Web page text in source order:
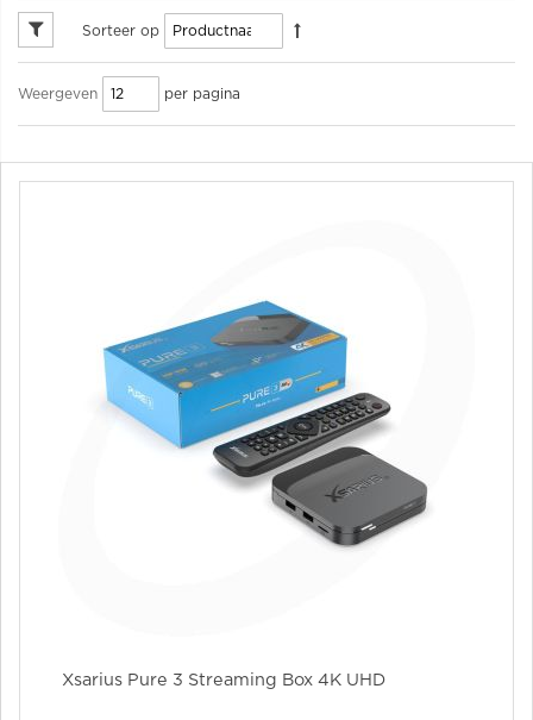
Sorteer op
Weergeven per pagina
Xsarius Pure 3 Streaming Box 4K UHD